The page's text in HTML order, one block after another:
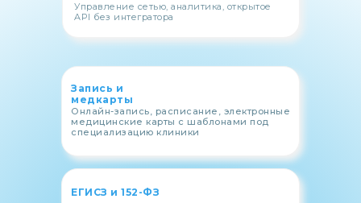
Управление сетью, аналитика, открытое
API без интегратора
ЕГИСЗ и 152-ФЗ
Запись и
медкарты
Онлайн-запись, расписание, электронные
медицинские карты с шаблонами под
специализацию клиники